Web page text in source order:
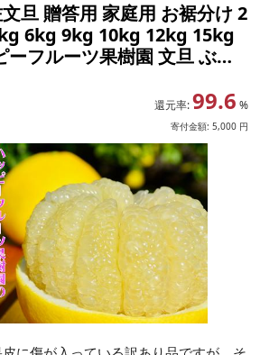
旦 贈答用 家庭用 お裾分け 2
6kg 9kg 10kg 12kg 15kg
フルーツ果樹園 文旦 ぶん
節 贈り物 ギフト お歳暮 お中
自然栽培 美味しい 宿毛市 人
還元率: 99.6 %
寄付金額: 5,000 円